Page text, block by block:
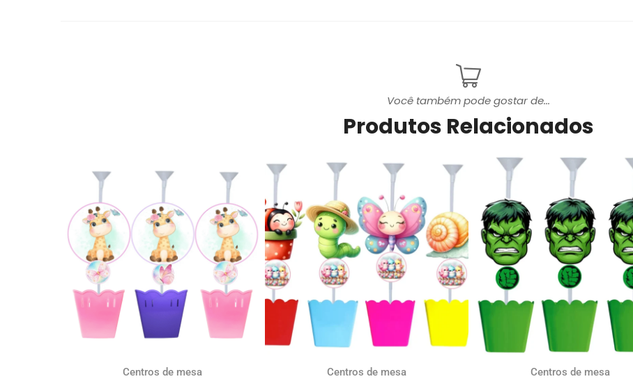
Você também pode gostar de...
Produtos Relacionados
Centros de mesa Centros de mesa Centros de mesa